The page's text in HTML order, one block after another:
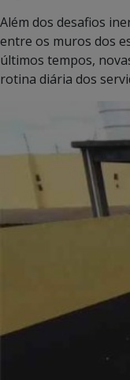
Além dos desafios
entre os muros dos
últimos tempos,
rotina diária dos